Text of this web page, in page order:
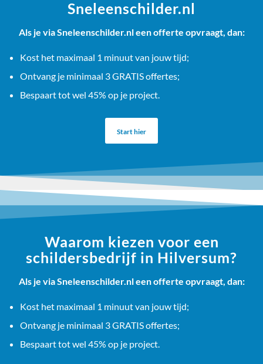
Sneleenschilder.nl
Als je via Sneleenschilder.nl een offerte opvraagt, dan:
Kost het maximaal 1 minuut van jouw tijd;
Ontvang je minimaal 3 GRATIS offertes;
Bespaart tot wel 45% op je project.
Start hier
Waarom kiezen voor een
schildersbedrijf in Hilversum?
Als je via Sneleenschilder.nl een offerte opvraagt, dan:
Kost het maximaal 1 minuut van jouw tijd;
Ontvang je minimaal 3 GRATIS offertes;
Bespaart tot wel 45% op je project.